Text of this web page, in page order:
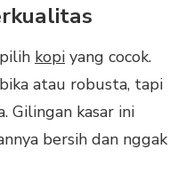
kopi yang cocok.
atau robusta, tapi
Gilingan kasar ini
bersih dan nggak